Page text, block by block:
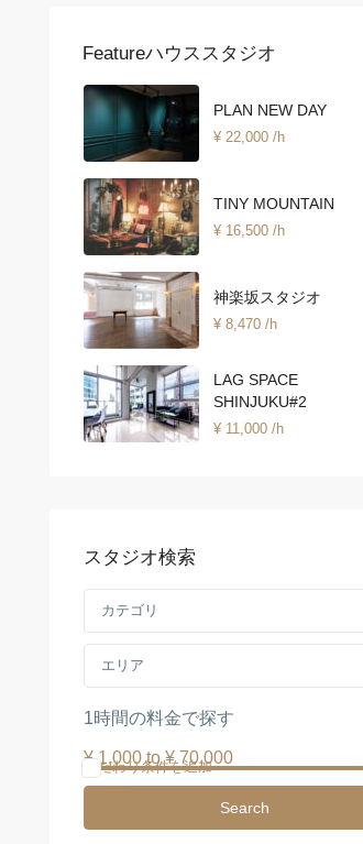
Featureハウススタジオ
PLAN NEW DAY
¥ 22,000/h
TINY MOUNTAIN
¥ 16,500/h
神楽坂スタジオ
¥ 8,470/h
LAG SPACE
SHINJUKU#2
¥ 11,000/h
スタジオ検索
カテゴリ
エリア
1時間の料金で探す
¥ 1,000 to ¥ 70,000
こだわり条件を追加
Search